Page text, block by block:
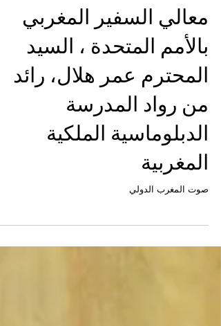
معالي السفير المغربي
بالأمم المتحدة ، السيد
المحترم عمر هلال، رائد
من رواد المدرسة
الدبلوماسية الملكية
المغربية
صوت المغرب الدولي